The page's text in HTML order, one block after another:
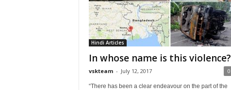
Hindi Articles
In whose name is this violence?
vskteam - July 12, 2017 0
“There has been a clear endeavour on the part of the